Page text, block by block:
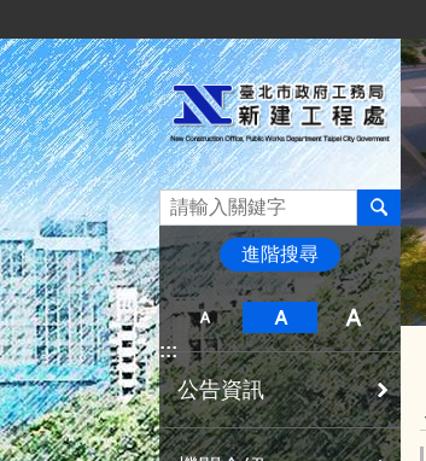
進階搜尋
:::
公告資訊